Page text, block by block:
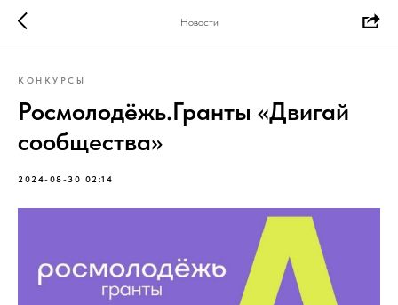
Новости
КОНКУРСЫ
Росмолодёжь.Гранты «Двигай
сообщества»
2024-08-30 02:14